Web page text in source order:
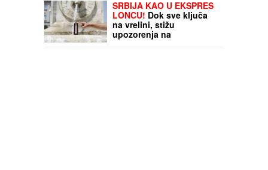
a jedna stvar zapala za
oko pratiocima
SRBIJA KAO U EKSPRES
LONCU! Dok sve ključa
na vrelini, stižu
upozorenja na
GRMLJAVINSKE